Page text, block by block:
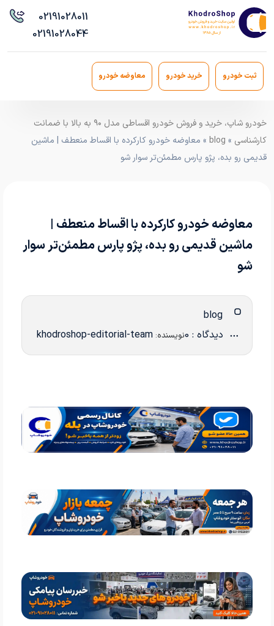
02191028011
02191028044
ثبت خودرو خرید خودرو معاوضه خودرو
خودرو شاپ، خرید و فروش خودرو اقساطی مدل ۹۰ به بالا با ضمانت
کارشناسی »
blog » معاوضه خودرو کارکرده با اقساط منعطف | ماشین
قدیمی رو بده، پژو پارس مطمئن‌تر سوار شو
معاوضه خودرو کارکرده با اقساط منعطف |
ماشین قدیمی رو بده، پژو پارس مطمئن‌تر سوار
شو
دیدگاه : 0 نویسنده: khodroshop-editorial-team